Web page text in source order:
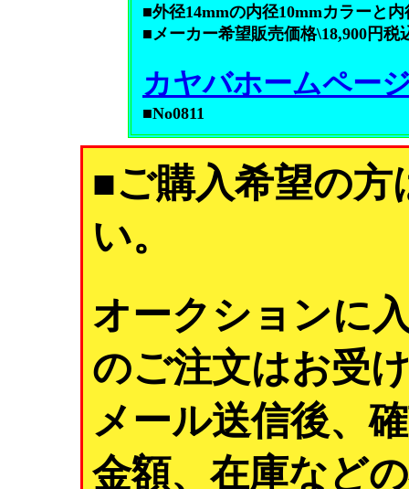
■外径14mmの内径10mmカラーと
■メーカー希望販売価格\18,900円税
カヤバホームペー
■No0811